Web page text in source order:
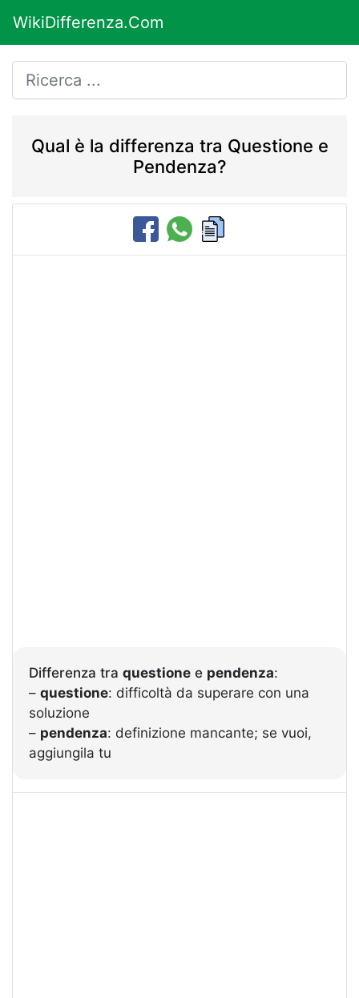
WikiDifferenza.Com
Qual è la differenza tra Questione e
Pendenza?
Differenza tra questione e pendenza:
– questione: difficoltà da superare con una
soluzione
– pendenza: definizione mancante; se vuoi,
aggiungila tu